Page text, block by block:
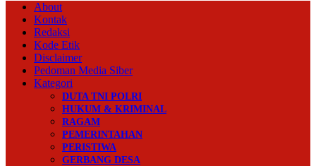
About
Kontak
Redaksi
Kode Etik
Disclaimer
Pedoman Media Siber
Kategori
DUTA TNI POLRI
HUKUM & KRIMINAL
RAGAM
PEMERINTAHAN
PERISTIWA
GERBANG DESA